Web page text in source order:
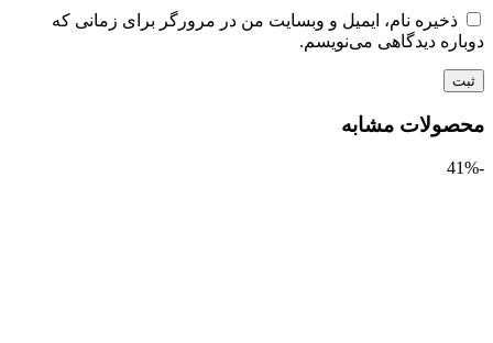
ذخیره نام، ایمیل و وبسایت من در مرورگر برای زمانی که
دیدگاهی می‌نویسم.
مشابه